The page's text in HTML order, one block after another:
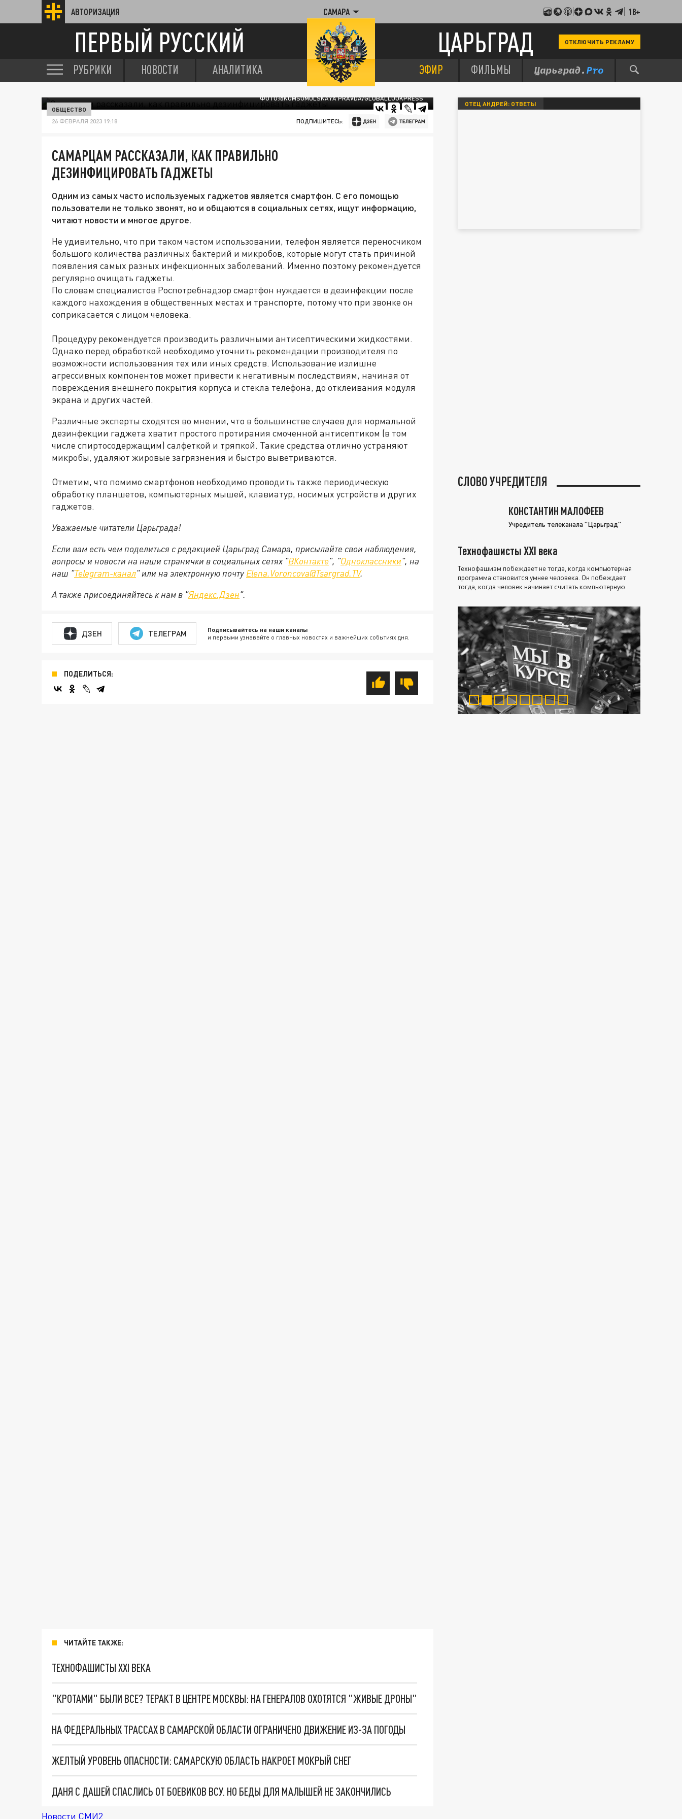
АВТОРИЗАЦИЯ САМАРА 18+
ПЕРВЫЙ РУССКИЙ ЦАРЬГРАД ОТКЛЮЧИТЬ РЕКЛАМУ
РУБРИКИ НОВОСТИ АНАЛИТИКА ЭФИР ФИЛЬМЫ
ФОТО:@KOMSOMOLSKAYA PRAVDA/GLOBALLOOKPRESS
ОБЩЕСТВО
26 ФЕВРАЛЯ 2023 19:18 ПОДПИШИТЕСЬ:
САМАРЦАМ РАССКАЗАЛИ, КАК ПРАВИЛЬНО
ДЕЗИНФИЦИРОВАТЬ ГАДЖЕТЫ
Одним из самых часто используемых гаджетов является смартфон. С его помощью
пользователи не только звонят, но и общаются в социальных сетях, ищут информацию,
читают новости и многое другое.
Не удивительно, что при таком частом использовании, телефон является переносчиком
большого количества различных бактерий и микробов, которые могут стать причиной
появления самых разных инфекционных заболеваний. Именно поэтому рекомендуется
регулярно очищать гаджеты.
По словам специалистов Роспотребнадзор смартфон нуждается в дезинфекции после
каждого нахождения в общественных местах и транспорте, потому что при звонке он
соприкасается с лицом человека.
Процедуру рекомендуется производить различными антисептическими жидкостями.
Однако перед обработкой необходимо уточнить рекомендации производителя по
возможности использования тех или иных средств. Использование излишне
агрессивных компонентов может привести к негативным последствиям, начиная от
повреждения внешнего покрытия корпуса и стекла телефона, до отклеивания модуля
экрана и других частей.
Различные эксперты сходятся во мнении, что в большинстве случаев для нормальной
дезинфекции гаджета хватит простого протирания смоченной антисептиком (в том
числе спиртосодержащим) салфеткой и тряпкой. Такие средства отлично устраняют
микробы, удаляют жировые загрязнения и быстро выветриваются.
Отметим, что помимо смартфонов необходимо проводить также периодическую
обработку планшетов, компьютерных мышей, клавиатур, носимых устройств и других
гаджетов.
Уважаемые читатели Царьграда!
Если вам есть чем поделиться с редакцией Царьград Самара, присылайте свои наблюдения,
вопросы и новости на наши странички в социальных сетях "ВКонтакте", "Одноклассники", на
наш "Telegram-канал" или на электронную почту Elena.Voroncova@Tsargrad.TV.
А также присоединяйтесь к нам в "Яндекс.Дзен".
ДЗЕН ТЕЛЕГРАМ Подписывайтесь на наши каналы
и первыми узнавайте о главных новостях и важнейших событиях дня.
ПОДЕЛИТЬСЯ:
ЧИТАЙТЕ ТАКЖЕ:
ТЕХНОФАШИСТЫ XXI ВЕКА
"КРОТАМИ" БЫЛИ ВСЕ? ТЕРАКТ В ЦЕНТРЕ МОСКВЫ: НА ГЕНЕРАЛОВ ОХОТЯТСЯ "ЖИВЫЕ ДРОНЫ"
НА ФЕДЕРАЛЬНЫХ ТРАССАХ В САМАРСКОЙ ОБЛАСТИ ОГРАНИЧЕНО ДВИЖЕНИЕ ИЗ-ЗА ПОГОДЫ
ЖЕЛТЫЙ УРОВЕНЬ ОПАСНОСТИ: САМАРСКУЮ ОБЛАСТЬ НАКРОЕТ МОКРЫЙ СНЕГ
ДАНЯ С ДАШЕЙ СПАСЛИСЬ ОТ БОЕВИКОВ ВСУ. НО БЕДЫ ДЛЯ МАЛЫШЕЙ НЕ ЗАКОНЧИЛИСЬ
Новости СМИ2
ОТЕЦ АНДРЕЙ: ОТВЕТЫ
СЛОВО УЧРЕДИТЕЛЯ
КОНСТАНТИН МАЛОФЕЕВ
Учредитель телеканала "Царьград"
Технофашисты XXI века
Технофашизм побеждает не тогда, когда компьютерная
программа становится умнее человека. Он побеждает
тогда, когда человек начинает считать компьютерную